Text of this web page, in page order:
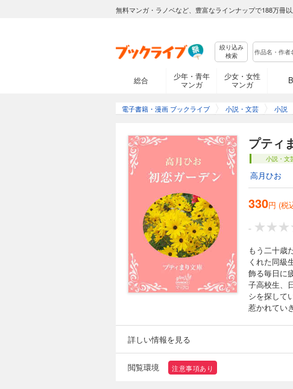
無料マンガ・ラノベなど、豊富なラインナップで188万冊以
絞り込み
検索
総合
少年・青年
マンガ
少女・女性
マンガ
電子書籍・漫画 ブックライブ 小説・文芸 小説
プティ
小説・文
高月ひお
330円 (税
-
もう二十歳
くれた同級
飾る毎日に
子高校生、
シを探して
惹かれてい
詳しい情報を見る
閲覧環境 注意事項あり